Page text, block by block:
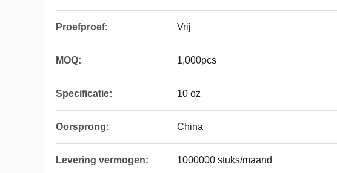
Proefproef: Vrij
MOQ: 1,000pcs
Specificatie: 10 oz
Oorsprong: China
Levering vermogen: 1000000 stuks/maand